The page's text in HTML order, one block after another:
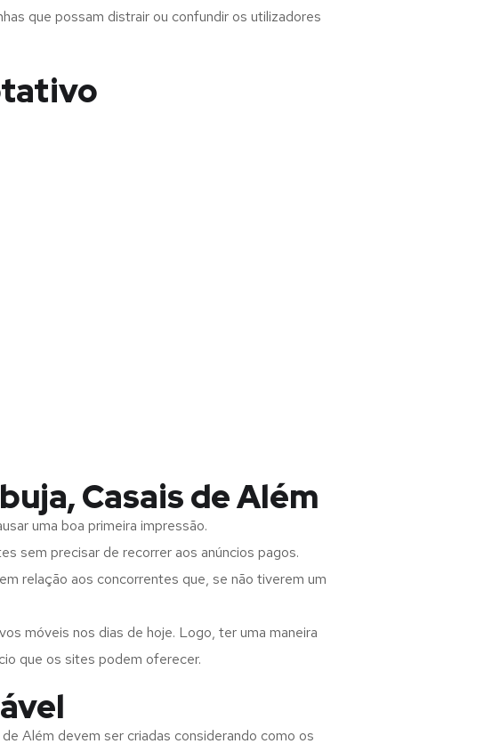
que possam distrair ou confundir os utilizadores
Casais de Além
uma boa primeira impressão.
sem precisar de recorrer aos anúncios pagos.
relação aos concorrentes que, se não tiverem um
móveis nos dias de hoje. Logo, ter uma maneira
que os sites podem oferecer.
Além devem ser criadas considerando como os